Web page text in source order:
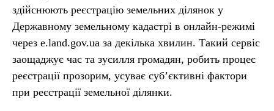
здійснюють реєстрацію земельних ділянок у
Державному земельному кадастрі в онлайн-режимі
через e.land.gov.ua за декілька хвилин. Такий сервіс
заощаджує час та зусилля громадян, робить процес
реєстрації прозорим, усуває суб’єктивні фактори
при реєстрації земельної ділянки.